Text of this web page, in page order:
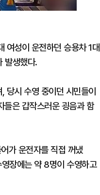
성이 운전하던 승용차 1대
발생했다.
당시 수영 중이던 시민들이
들은 갑작스러운 굉음과 함
가 운전자를 직접 꺼냈
장에는 약 8명이 수영하고